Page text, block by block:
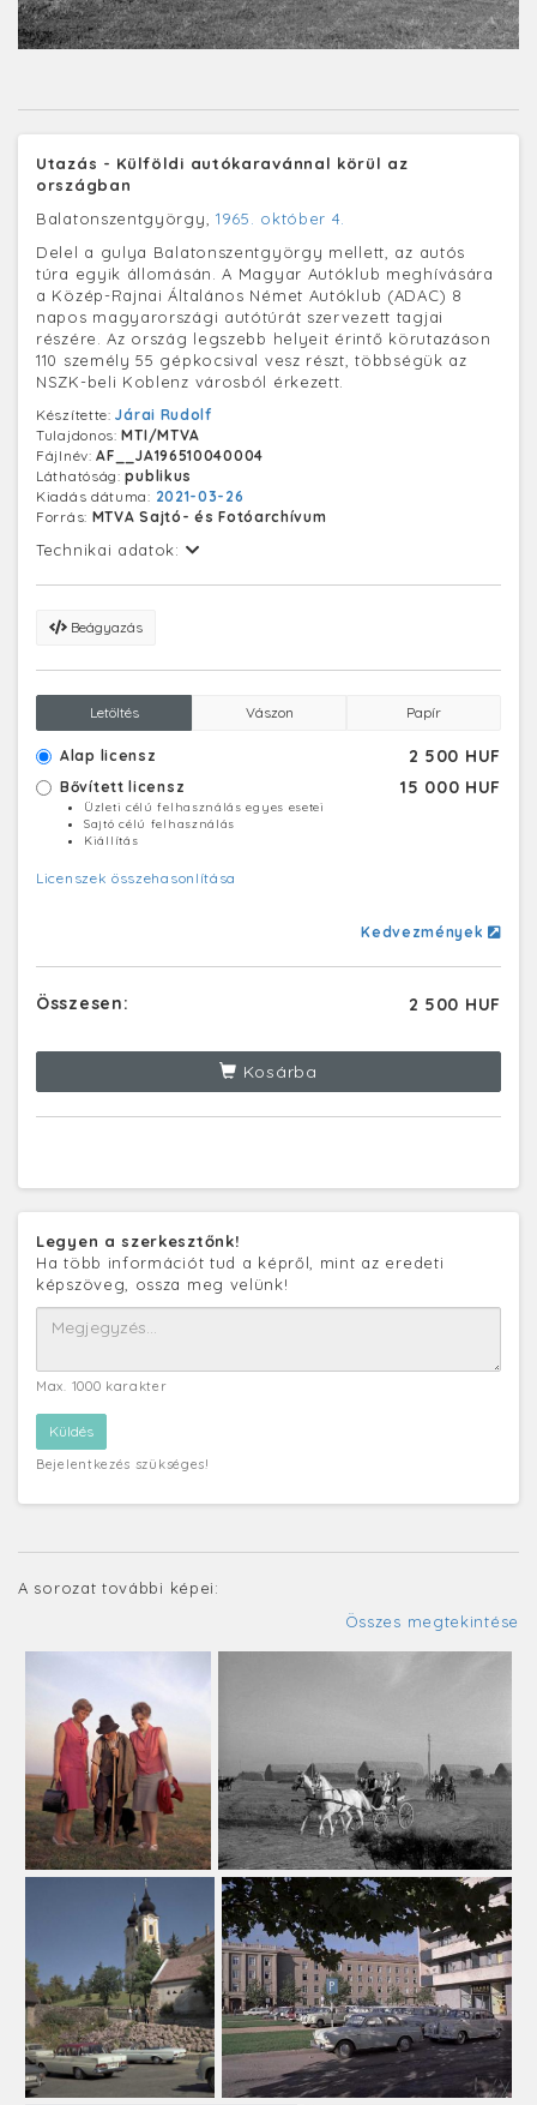
Utazás - Külföldi autókaravánnal körül az
országban
Balatonszentgyörgy, 1965. október 4.
Delel a gulya Balatonszentgyörgy mellett, az autós
túra egyik állomásán. A Magyar Autóklub meghívására
a Közép-Rajnai Általános Német Autóklub (ADAC) 8
napos magyarországi autótúrát szervezett tagjai
részére. Az ország legszebb helyeit érintő körutazáson
110 személy 55 gépkocsival vesz részt, többségük az
NSZK-beli Koblenz városból érkezett.
Készítette:Járai Rudolf
Tulajdonos:MTI/MTVA
Fájlnév:AF__JA196510040004
Láthatóság:publikus
Kiadás dátuma: 2021-03-26
Forrás: MTVA Sajtó- és Fotóarchívum
Technikai adatok:
Beágyazás
Letöltés Vászon Papír
Alap licensz 2 500 HUF
Bővített licensz 15 000 HUF
Üzleti célú felhasználás egyes esetei
Sajtó célú felhasználás
Kiállítás
Licenszek összehasonlítása
Kedvezmények
Összesen: 2 500 HUF
Kosárba
Legyen a szerkesztőnk!
Ha több információt tud a képről, mint az eredeti
képszöveg, ossza meg velünk!
Max. 1000 karakter
Bejelentkezés szükséges!
A sorozat további képei:
Összes megtekintése